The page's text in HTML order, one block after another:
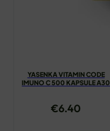
YASENKA VITAMIN CODE
IMUNO C 500 KAPSULE A30
€6.40